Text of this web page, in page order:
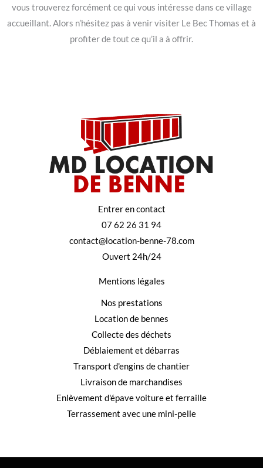
vous trouverez forcément ce qui vous intéresse dans ce village
accueillant. Alors n’hésitez pas à venir visiter Le Bec Thomas et à
profiter de tout ce qu’il a à offrir.
Entrer en contact
07 62 26 31 94
contact@location-benne-78.com
Ouvert 24h/24
Mentions légales
Nos prestations
Location de bennes
Collecte des déchets
Déblaiement et débarras
Transport d'engins de chantier
Livraison de marchandises
Enlèvement d'épave voiture et ferraille
Terrassement avec une mini-pelle